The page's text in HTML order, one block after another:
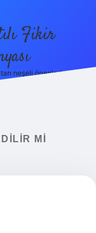
Fikir
neşeli öneriler!
MI